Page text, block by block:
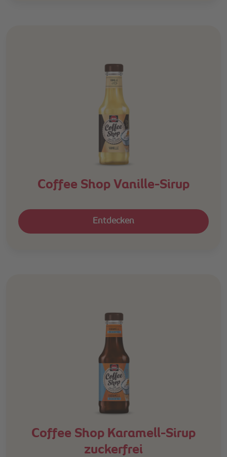
Coffee Shop Vanille-Sirup
Entdecken
Coffee Shop Karamell-Sirup
zuckerfrei